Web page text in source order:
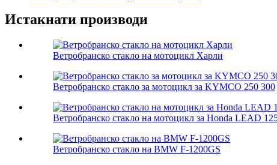
Истакнати производи
Ветробранско стакло на мотоцикл Харли
Ветробранско стакло за мотоцикл за KYMCO 250 300
Ветробранско стакло на мотоцикл за Honda LEAD
Ветробранско стакло на BMW F-1200GS